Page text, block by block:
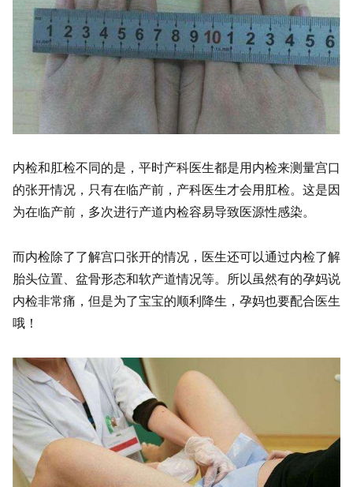
内检和肛检不同的是，平时产科医生都是用内检来测量宫口
的张开情况，只有在临产前，产科医生才会用肛检。这是因
为在临产前，多次进行产道内检容易导致医源性感染。
而内检除了了解宫口张开的情况，医生还可以通过内检了解
胎头位置、盆骨形态和软产道情况等。所以虽然有的孕妈说
内检非常痛，但是为了宝宝的顺利降生，孕妈也要配合医生
哦！